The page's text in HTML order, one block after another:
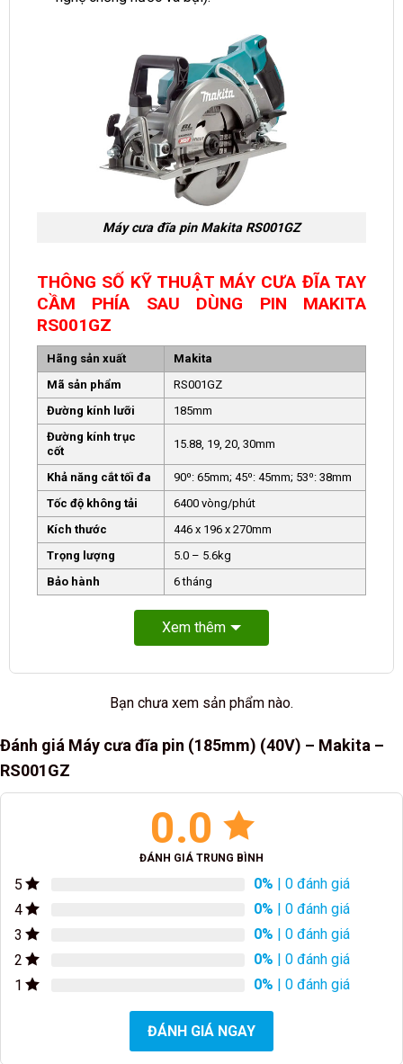
Máy cưa đĩa pin Makita RS001GZ
THÔNG SỐ KỸ THUẬT MÁY CƯA ĐĨA TAY
CẦM PHÍA SAU DÙNG PIN MAKITA
RS001GZ
Hãng sản xuất
Makita
Mã sản phẩm
RS001GZ
Đường kính lưỡi
185mm
Đường kính trục
cốt
15.88, 19, 20, 30mm
Khả năng cắt tối đa
90⁰: 65mm; 45⁰: 45mm; 53⁰: 38mm
Tốc độ không tải
6400 vòng/phút
Kích thước
446 x 196 x 270mm
Trọng lượng
5.0 – 5.6kg
Bảo hành
6 tháng
Xem thêm
Bạn chưa xem sản phẩm nào.
Đánh giá Máy cưa đĩa pin (185mm) (40V) – Makita –
RS001GZ
0.0
ĐÁNH GIÁ TRUNG BÌNH
5 0% | 0 đánh giá
4
0% | 0 đánh giá
3
0% | 0 đánh giá
2
0% | 0 đánh giá
1
0% | 0 đánh giá
ĐÁNH GIÁ NGAY